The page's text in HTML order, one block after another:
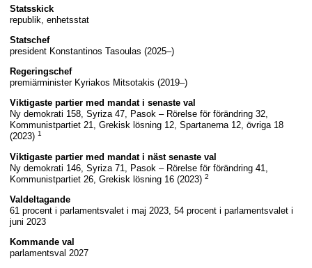
Statsskick
republik, enhetsstat
Statschef
president Konstantinos Tasoulas (2025–)
Regeringschef
premiärminister Kyriakos Mitsotakis (2019–)
Viktigaste partier med mandat i senaste val
Ny demokrati 158, Syriza 47, Pasok – Rörelse för förändring 32,
Kommunistpartiet 21, Grekisk lösning 12, Spartanerna 12, övriga 18
(2023) 1
Viktigaste partier med mandat i näst senaste val
Ny demokrati 146, Syriza 71, Pasok – Rörelse för förändring 41,
Kommunistpartiet 26, Grekisk lösning 16 (2023) 2
Valdeltagande
61 procent i parlamentsvalet i maj 2023, 54 procent i parlamentsvalet i
juni 2023
Kommande val
parlamentsval 2027